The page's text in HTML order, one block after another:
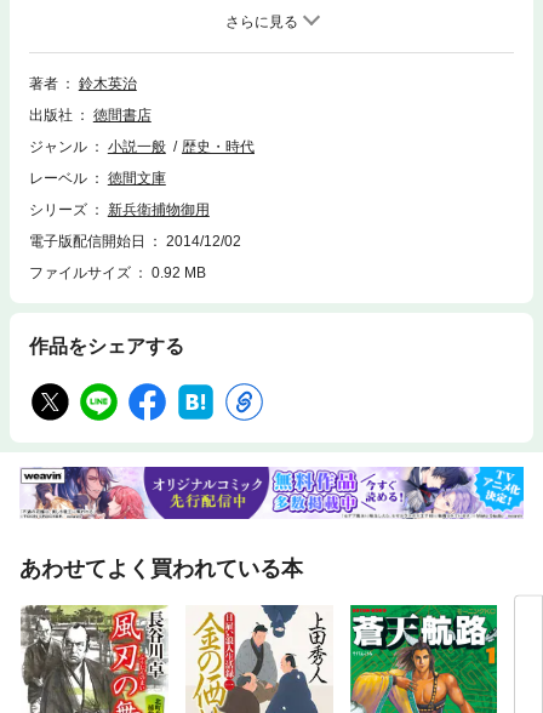
の旅路で殺されたことは、道中手形で明らかになったが、目当てが分から
なかった。財布や巾着の類を失っているため、金欲しさの疑いが濃いもの
の、それも上辺だけかもしれないのだ。どうにも探索が進まぬ新兵衛は、
ようやく糸口を掴みかけたが……。
著者
鈴木英治
出版社
徳間書店
ジャンル
小説一般
歴史・時代
レーベル
徳間文庫
シリーズ
新兵衛捕物御用
電子版配信開始日
2014/12/02
ファイルサイズ
0.92 MB
作品をシェアする
あわせてよく買われている本